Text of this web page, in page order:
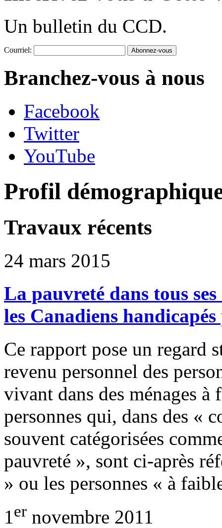
Un bulletin du CCD.
Courriel:
Branchez-vous à nous
Facebook
Twitter
YouTube
Profil
Travaux récents
24 mars 2015
La pauvreté dans tous
les Canadiens
Ce rapport pose un regard
revenu personnel des
vivant dans des ménages à
personnes qui, dans des «
souvent catégorisées
pauvreté », sont ci-après
» ou les personnes « à
1 er novembre 2011